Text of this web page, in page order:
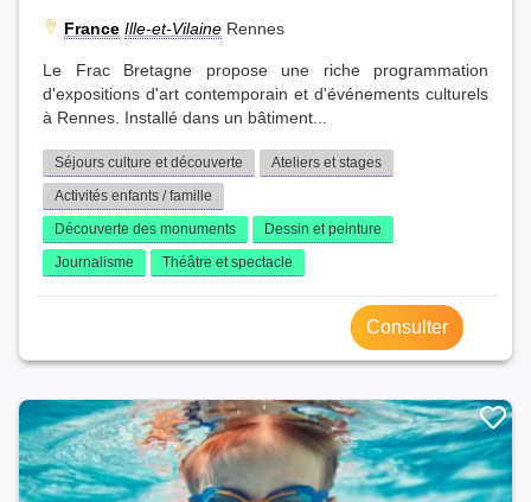
France Ille-et-Vilaine Rennes
Le Frac Bretagne propose une riche programmation
d'expositions d'art contemporain et d'événements culturels
à Rennes. Installé dans un bâtiment...
Séjours culture et découverte
Ateliers et stages
Activités enfants / famille
Découverte des monuments
Dessin et peinture
Journalisme
Théâtre et spectacle
Consulter